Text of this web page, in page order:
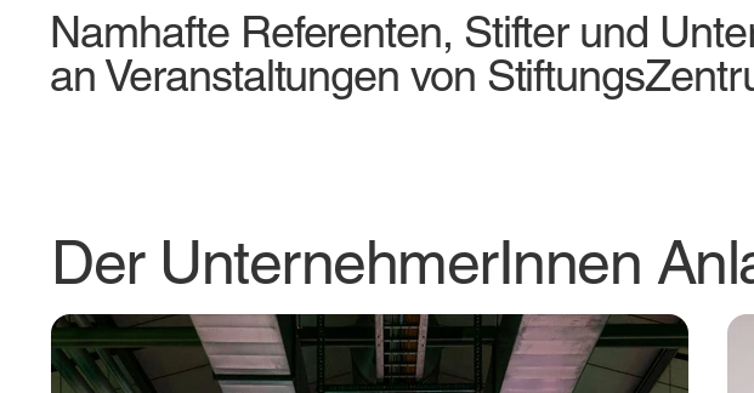
Namhafte Referenten, Stifter und
an Veranstaltungen von
Der UnternehmerInnen